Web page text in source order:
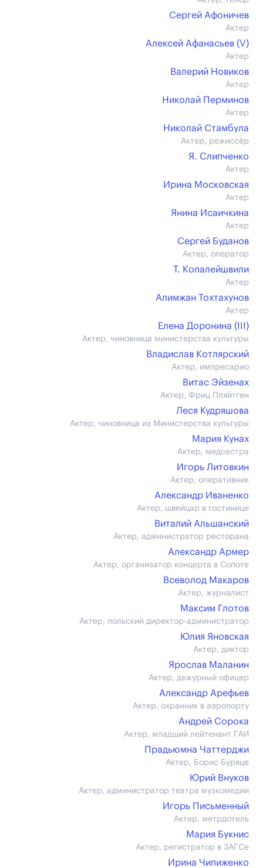
Сергей Афоничев
Актер
Алексей Афанасьев (V)
Актер
Валерий Новиков
Актер
Николай Перминов
Актер
Николай Стамбула
Актер, режиссёр
Я. Слипченко
Актер
Ирина Московская
Актер
Янина Исаичкина
Актер
Сергей Буданов
Актер, оператор
Т. Копалейшвили
Актер
Алимжан Тохтахунов
Актер
Елена Доронина (III)
Актер, чиновница министерства культуры
Владислав Котлярский
Актер, импресарио
Витас Эйзенах
Актер, Фриц Пляйтген
Леся Кудряшова
Актер, чиновница из Министерства культуры
Мария Кунах
Актер, медсестра
Игорь Литовкин
Актер, оперативник
Александр Иваненко
Актер, швейцар в гостинице
Виталий Альшанский
Актер, администратор ресторана
Александр Армер
Актер, организатор концерта в Сопоте
Всеволод Макаров
Актер, журналист
Максим Глотов
Актер, польский директор-администратор
Юлия Яновская
Актер, диктор
Ярослав Маланин
Актер, дежурный офицер
Александр Арефьев
Актер, охранник в аэропорту
Андрей Сорока
Актер, младший лейтенант ГАИ
Прадьюмна Чаттерджи
Актер, Борис Буряце
Юрий Внуков
Актер, администратор театра музкомедии
Игорь Письменный
Актер, метрдотель
Мария Букнис
Актер, регистратор в ЗАГСе
Ирина Чипиженко